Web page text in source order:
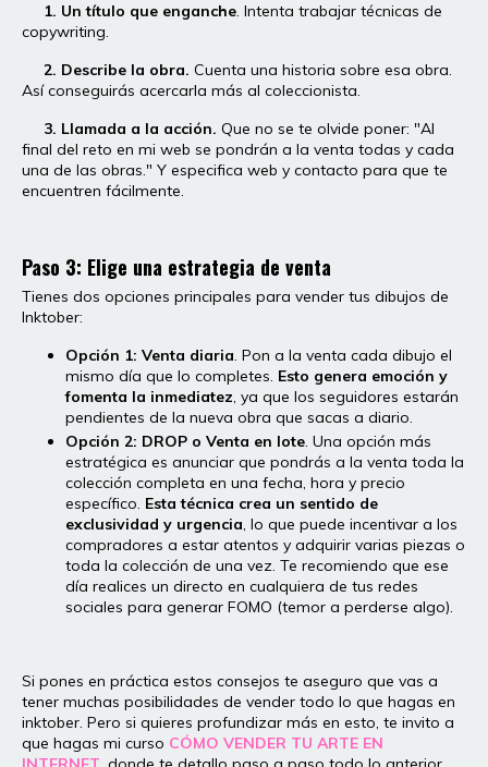
1. Un título que enganche. Intenta trabajar técnicas de
copywriting.
2. Describe la obra. Cuenta una historia sobre esa obra.
Así conseguirás acercarla más al coleccionista.
3. Llamada a la acción. Que no se te olvide poner: "Al
final del reto en mi web se pondrán a la venta todas y cada
una de las obras." Y especifica web y contacto para que te
encuentren fácilmente.
Paso 3: Elige una estrategia de venta
Tienes dos opciones principales para vender tus dibujos de
Inktober:
Opción 1: Venta diaria. Pon a la venta cada dibujo el
mismo día que lo completes. Esto genera emoción y
fomenta la inmediatez, ya que los seguidores estarán
pendientes de la nueva obra que sacas a diario.
Opción 2: DROP o Venta en lote. Una opción más
estratégica es anunciar que pondrás a la venta toda la
colección completa en una fecha, hora y precio
específico. Esta técnica crea un sentido de
exclusividad y urgencia, lo que puede incentivar a los
compradores a estar atentos y adquirir varias piezas o
toda la colección de una vez. Te recomiendo que ese
día realices un directo en cualquiera de tus redes
sociales para generar FOMO (temor a perderse algo).
Si pones en práctica estos consejos te aseguro que vas a
tener muchas posibilidades de vender todo lo que hagas en
inktober. Pero si quieres profundizar más en esto, te invito a
que hagas mi curso CÓMO VENDER TU ARTE EN